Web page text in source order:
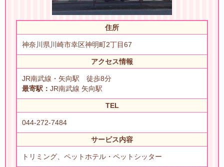
住所
神奈川県川崎市幸区神明町2丁目67
アクセス情報
JR南武線・矢向駅 徒歩8分
最寄駅： JR南武線 矢向駅
TEL
044-272-7484
サービス内容
トリミング、ペットホテル・ペットシッター